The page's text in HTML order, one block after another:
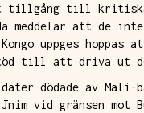
tillgång till
meddelar att de
uppges hoppas
till att driva ut
dödade av Mali-
vid gränsen mot